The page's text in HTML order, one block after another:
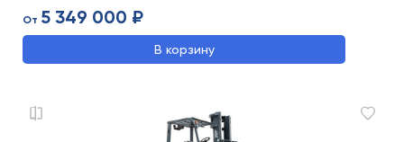
От 5 349 000 ₽
В корзину